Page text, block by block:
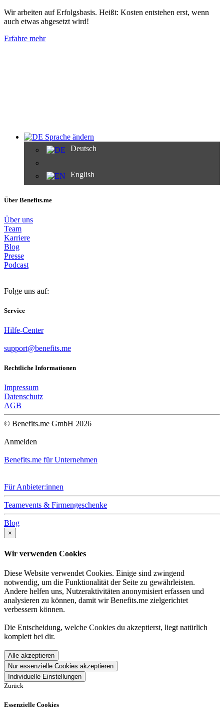
Wir arbeiten auf Erfolgsbasis. Heißt: Kosten entstehen erst, wenn
auch etwas abgesetzt wird!
Erfahre mehr
Sprache ändern
Deutsch
English
Über Benefits.me
Über uns
Team
Karriere
Blog
Presse
Podcast
Folge uns auf:
Service
Hilfe-Center
support@benefits.me
Rechtliche Informationen
Impressum
Datenschutz
AGB
© Benefits.me GmbH 2026
Anmelden
Benefits.me für Unternehmen
Für Anbieter:innen
Teamevents & Firmengeschenke
Blog
×
Wir verwenden Cookies
Diese Website verwendet Cookies. Einige sind zwingend
notwendig, um die Funktionalität der Seite zu gewährleisten.
Andere helfen uns, Nutzeraktivitäten anonymisiert erfassen und
analysieren zu können, damit wir Benefits.me zielgerichtet
verbessern können.
Die Entscheidung, welche Cookies du akzeptierst, liegt natürlich
komplett bei dir.
Alle akzeptieren
Nur essenzielle Cookies akzeptieren
Individuelle Einstellungen
Zurück
Essenzielle Cookies